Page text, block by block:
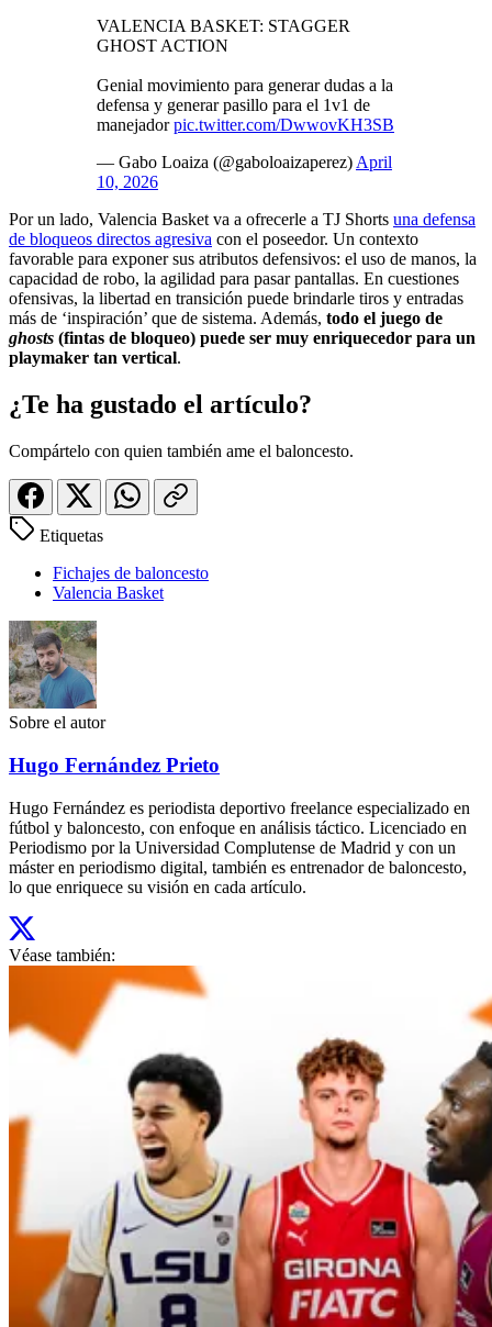
VALENCIA BASKET: STAGGER
GHOST ACTION
Genial movimiento para generar dudas a la
defensa y generar pasillo para el 1v1 de
manejadorpic.twitter.com/DwwovKH3SB
— Gabo Loaiza (@gaboloaizaperez)April
10, 2026
Por un lado, Valencia Basket va a ofrecerle a TJ Shorts una defensa
de bloqueos directos agresiva con el poseedor. Un contexto
favorable para exponer sus atributos defensivos: el uso de manos, la
capacidad de robo, la agilidad para pasar pantallas. En cuestiones
ofensivas, la libertad en transición puede brindarle tiros y entradas
más de ‘inspiración’ que de sistema. Además, todo el juego de
ghosts (fintas de bloqueo) puede ser muy enriquecedor para un
playmaker tan vertical.
¿Te ha gustado el artículo?
Compártelo con quien también ame el baloncesto.
Etiquetas
Fichajes de baloncesto
Valencia Basket
Sobre el autor
Hugo Fernández Prieto
Hugo Fernández es periodista deportivo freelance especializado en
fútbol y baloncesto, con enfoque en análisis táctico. Licenciado en
Periodismo por la Universidad Complutense de Madrid y con un
máster en periodismo digital, también es entrenador de baloncesto,
lo que enriquece su visión en cada artículo.
Véase también: